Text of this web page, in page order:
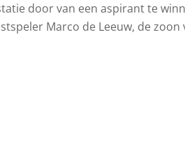
door van een aspirant te
Marco de Leeuw, de